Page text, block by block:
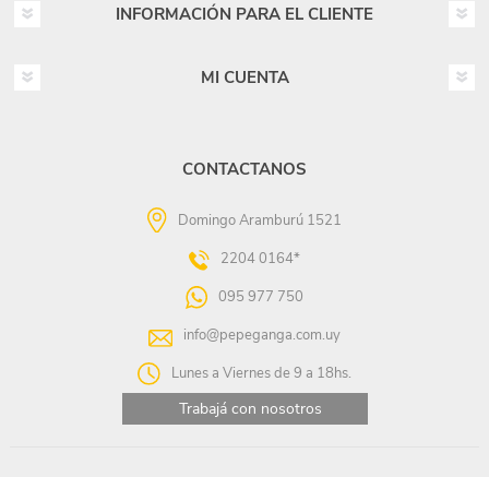
INFORMACIÓN PARA EL CLIENTE
MI CUENTA
CONTACTANOS
Domingo Aramburú 1521
2204 0164*
095 977 750
info@pepeganga.com.uy
Lunes a Viernes de 9 a 18hs.
Trabajá con nosotros